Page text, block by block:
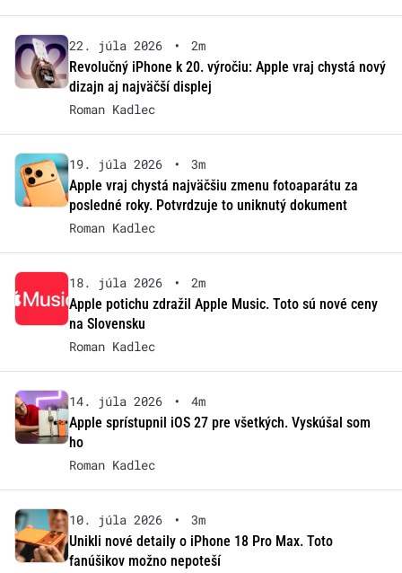
22. júla 2026 •
2m
Revolučný iPhone k 20. výročiu: Apple vraj chystá nový
dizajn aj najväčší displej
Roman Kadlec
19. júla 2026 •
3m
Apple vraj chystá najväčšiu zmenu fotoaparátu za
posledné roky. Potvrdzuje to uniknutý dokument
Roman Kadlec
18. júla 2026 •
2m
Apple potichu zdražil Apple Music. Toto sú nové ceny
na Slovensku
Roman Kadlec
14. júla 2026 •
4m
Apple sprístupnil iOS 27 pre všetkých. Vyskúšal som
ho
Roman Kadlec
10. júla 2026 •
3m
Unikli nové detaily o iPhone 18 Pro Max. Toto
fanúšikov možno nepoteší